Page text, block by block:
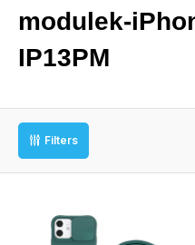
modulek-
IP13PM
Filters